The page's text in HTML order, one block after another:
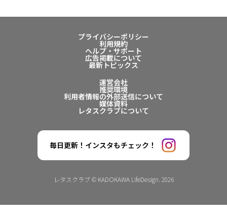
プライバシーポリシー
利用規約
ヘルプ・サポート
広告掲載について
最新トピックス
運営会社
推奨環境
利用者情報の外部送信について
媒体資料
レタスクラブについて
毎日更新！インスタもチェック！
レタスクラブ © KADOKAWA LifeDesign. 2026